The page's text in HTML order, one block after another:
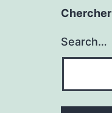
Chercher
Search…